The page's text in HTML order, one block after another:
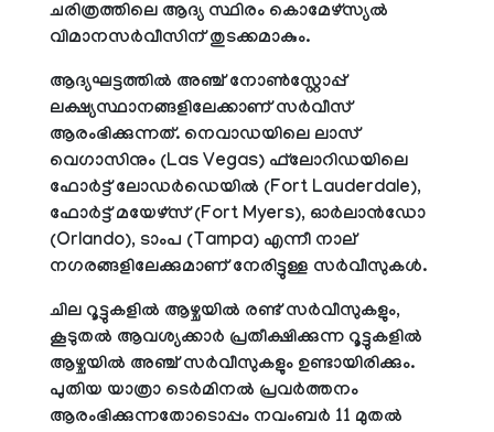
ചരിത്രത്തിലെ ആദ്യ സ്ഥിരം കൊമേഴ്‌സ്യല്‍
വിമാനസര്‍വീസിന് തുടക്കമാകും.
ആദ്യഘട്ടത്തില്‍ അഞ്ച് നോണ്‍സ്റ്റോപ്പ്
ലക്ഷ്യസ്ഥാനങ്ങളിലേക്കാണ് സര്‍വീസ്
ആരംഭിക്കുന്നത്. നെവാഡയിലെ ലാസ്
വെഗാസിനും (Las Vegas) ഫ്‌ലോറിഡയിലെ
ഫോര്‍ട്ട് ലോഡര്‍ഡെയില്‍ (Fort Lauderdale),
ഫോര്‍ട്ട് മയേഴ്‌സ് (Fort Myers), ഓര്‍ലാന്‍ഡോ
(Orlando), ടാംപ (Tampa) എന്നീ നാല്
നഗരങ്ങളിലേക്കുമാണ് നേരിട്ടുള്ള സര്‍വീസുകള്‍.
ചില റൂട്ടുകളില്‍ ആഴ്ചയില്‍ രണ്ട് സര്‍വീസുകളും,
കൂടുതല്‍ ആവശ്യക്കാര്‍ പ്രതീക്ഷിക്കുന്ന റൂട്ടുകളില്‍
ആഴ്ചയില്‍ അഞ്ച് സര്‍വീസുകളും ഉണ്ടായിരിക്കും.
പുതിയ യാത്രാ ടെര്‍മിനല്‍ പ്രവര്‍ത്തനം
ആരംഭിക്കുന്നതോടൊപ്പം നവംബര്‍ 11 മുതല്‍